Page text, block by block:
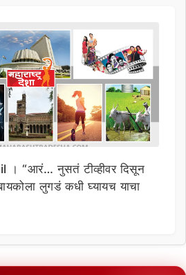
“आरं… नुसतं टीव्हीवर दिसून
लुगडं कधी घ्यायच याचा